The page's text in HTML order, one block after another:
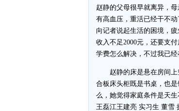
赵静的父母很早就离异，
有高血压，重活已经干不
向记者说起生活的困境，
收入不足2000元，还要支
学费怎么解决，不过我已经
赵静的床是悬在房间上
合板床头柜既是书桌，也
么，她觉得家庭条件是天
王磊江王建亮 实习生 董雪